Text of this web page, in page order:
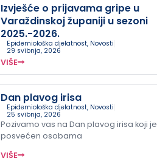
Izvješće o prijavama gripe u
Varaždinskoj županiji u sezoni
2025.-2026.
Epidemiološka djelatnost, Novosti
29 svibnja, 2026
VIŠE
Dan plavog irisa
Epidemiološka djelatnost, Novosti
25 svibnja, 2026
Pozivamo vas na Dan plavog irisa koji je
posvećen osobama
VIŠE